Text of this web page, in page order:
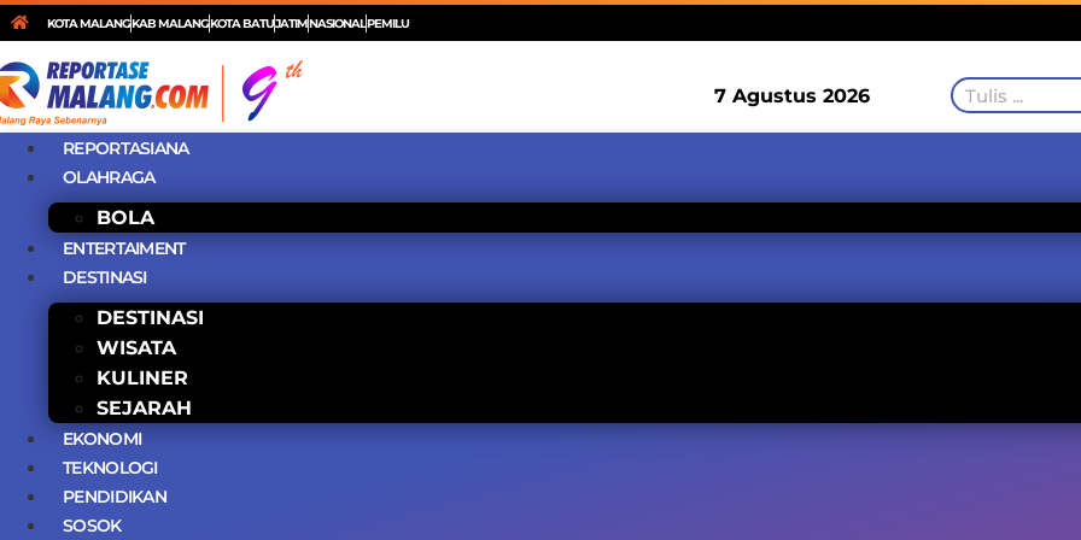
KOTA MALANGKAB MALANGKOTA BATUJATIMNASIONALPEMILU
7 Agustus 2026
REPORTASIANA
OLAHRAGA
BOLA
ENTERTAIMENT
DESTINASI
DESTINASI
WISATA
KULINER
SEJARAH
EKONOMI
TEKNOLOGI
PENDIDIKAN
SOSOK